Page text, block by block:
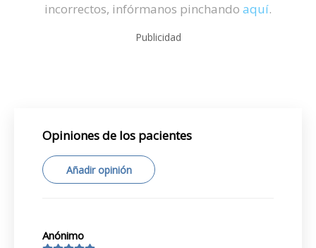
incorrectos, infórmanos pinchando aquí.
Publicidad
Opiniones de los pacientes
Añadir opinión
Anónimo